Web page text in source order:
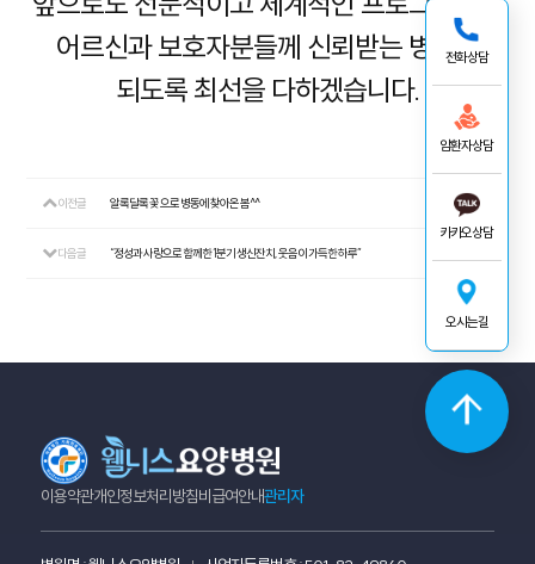
어르신과 보호자분들께 신뢰받는 병원이
되도록 최선을 다하겠습니다.
이전글 알록달록 꽃 으로 병동에 찾아온 봄^^ 26.04.20
다음글 “정성과 사랑으로 함께한 1분기 생신잔치, 웃음이 가득한 하루”
이용약관개인정보처리방침비급여안내관리자
전화상담
암환자상담
카카오상담
오시는길